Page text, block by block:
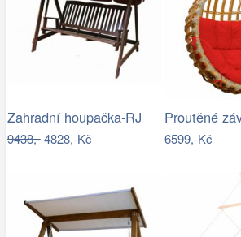
Zahradní houpačka-RJ
9438,-4828,-Kč 6599,-Kč